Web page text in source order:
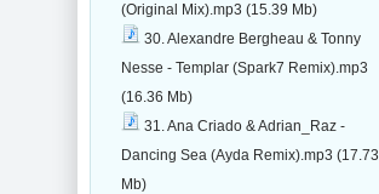
(Original Mix).mp3 (15.39 Mb)
30. Alexandre Bergheau & Tonny
Nesse - Templar (Spark7 Remix).mp3
(16.36 Mb)
31. Ana Criado & Adrian_Raz -
Dancing Sea (Ayda Remix).mp3 (17.73
Mb)